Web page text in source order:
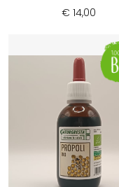
€ 14,00